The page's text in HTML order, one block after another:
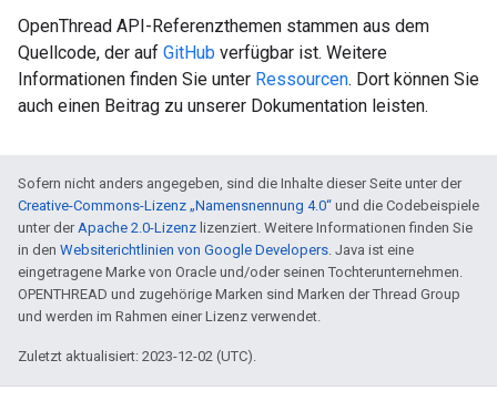
OpenThread API-Referenzthemen stammen aus dem
Quellcode, der auf GitHub verfügbar ist. Weitere
Informationen finden Sie unter Ressourcen. Dort können Sie
auch einen Beitrag zu unserer Dokumentation leisten.
Sofern nicht anders angegeben, sind die Inhalte dieser Seite unter der
Creative-Commons-Lizenz „Namensnennung 4.0“ und die Codebeispiele
unter derApache 2.0-Lizenz lizenziert. Weitere Informationen finden Sie
in den Websiterichtlinien von Google Developers. Java ist eine
eingetragene Marke von Oracle und/oder seinen Tochterunternehmen.
OPENTHREAD und zugehörige Marken sind Marken der Thread Group
und werden im Rahmen einer Lizenz verwendet.
Zuletzt aktualisiert: 2023-12-02 (UTC).